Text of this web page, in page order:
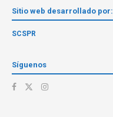
Sitio web desarrollado por:
SCSPR
Síguenos